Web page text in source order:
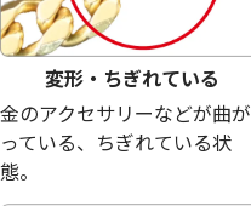
変形・ちぎれている
金のアクセサリーなどが曲が
っている、ちぎれている状
態。